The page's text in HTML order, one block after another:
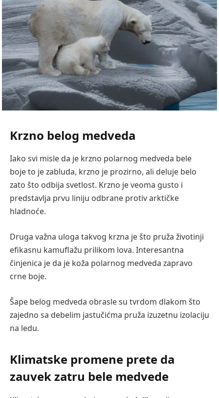
Krzno belog medveda
Iako svi misle da je krzno polarnog medveda bele
boje to je zabluda, krzno je prozirno, ali deluje belo
zato što odbija svetlost. Krzno je veoma gusto i
predstavlja prvu liniju odbrane protiv arktičke
hladnoće.
Druga važna uloga takvog krzna je što pruža životinji
efikasnu kamuflažu prilikom lova. Interesantna
činjenica je da je koža polarnog medveda zapravo
crne boje.
Šape belog medveda obrasle su tvrdom dlakom što
zajedno sa debelim jastučićma pruža izuzetnu izolaciju
na ledu.
Klimatske promene prete da
zauvek zatru bele medvede